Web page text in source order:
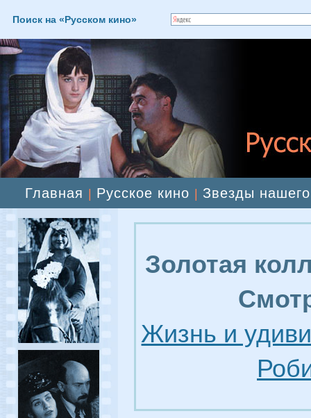
Поиск на «Русском кино»
Главная Русское кино Звезды
Золотая
Жизнь и